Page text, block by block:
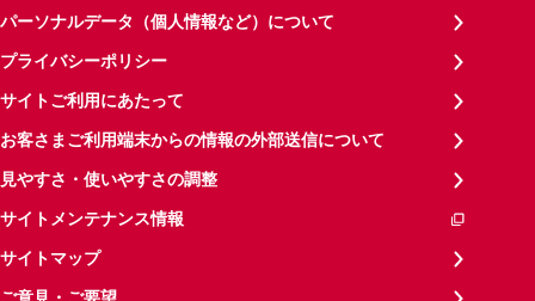
パーソナルデータ（個人情報など）について
プライバシーポリシー
サイトご利用にあたって
お客さまご利用端末からの情報の外部送信について
見やすさ・使いやすさの調整
サイトメンテナンス情報
サイトマップ